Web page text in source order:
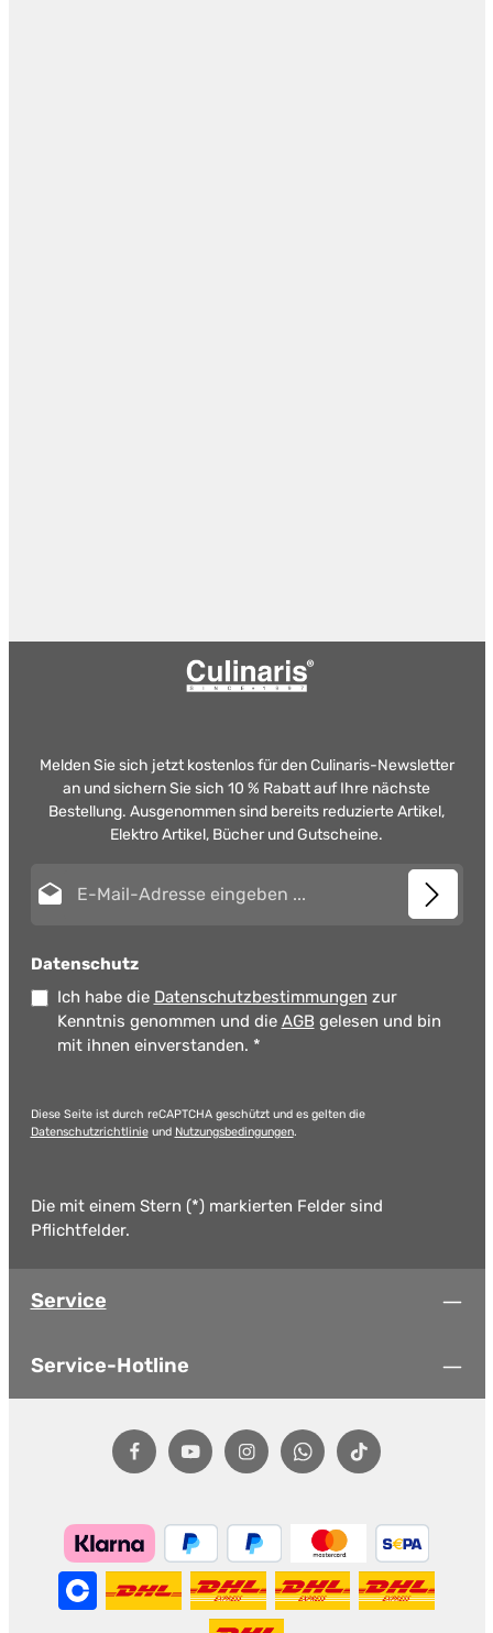
Melden Sie sich jetzt kostenlos für den Culinaris-Newsletter
an und sichern Sie sich 10 % Rabatt auf Ihre nächste
Bestellung. Ausgenommen sind bereits reduzierte Artikel,
Elektro Artikel, Bücher und Gutscheine.
Datenschutz
Ich habe die Datenschutzbestimmungen zur
Kenntnis genommen und die AGB gelesen und bin
mit ihnen einverstanden. *
Diese Seite ist durch reCAPTCHA geschützt und es gelten die
Datenschutzrichtlinieund Nutzungsbedingungen.
Die mit einem Stern (*) markierten Felder sind
Pflichtfelder.
Service
Service-Hotline